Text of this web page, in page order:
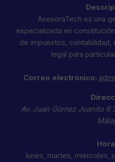
AsesoraTech es una
especializada en
de impuestos, contabilidad,
legal para
Correo electrónico:
Av. Juan Gómez Juanito 6
lunes, martes, miércoles,